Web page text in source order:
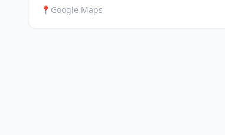
📍 Google Maps